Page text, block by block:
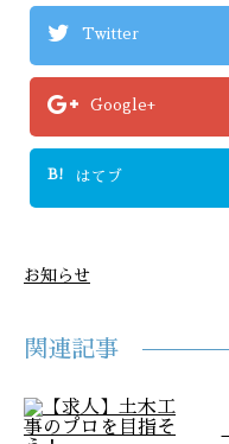
Twitter
Google+
B! はてブ
お知らせ
関連記事